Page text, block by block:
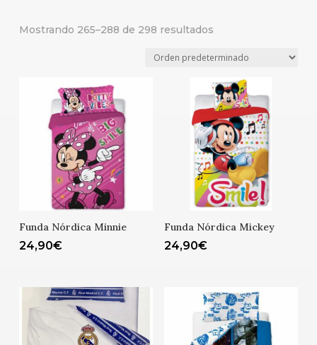
Mostrando 265–288 de 298 resultados
Funda Nórdica Minnie
24,90€
Funda Nórdica Mickey
24,90€